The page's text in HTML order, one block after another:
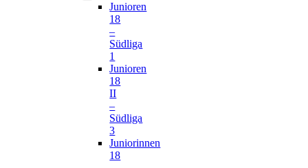
Junioren
18
–
Südliga
1
Junioren
18
II
–
Südliga
3
Juniorinnen
18